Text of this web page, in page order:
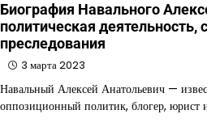
Биография Навального
политическая деятельность,
преследования
3 марта 2023
Навальный Алексей Анатольевич —
оппозиционный политик, блогер, юрист